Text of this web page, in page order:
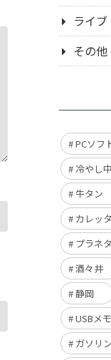
ライブ
その他
PCソフ
冷やし
牛タン
カレッ
プラネ
酒々井
静岡
USBメ
ガソリ